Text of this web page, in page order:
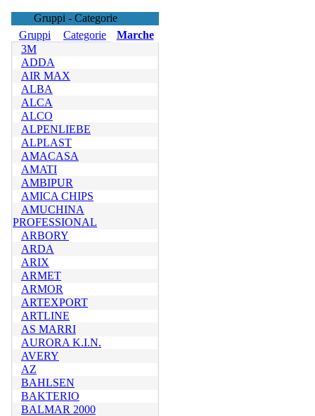
Gruppi - Categorie
Gruppi
Categorie
Marche
3M
ADDA
AIR MAX
ALBA
ALCA
ALCO
ALPENLIEBE
ALPLAST
AMACASA
AMATI
AMBIPUR
AMICA CHIPS
AMUCHINA
PROFESSIONAL
ARBORY
ARDA
ARIX
ARMET
ARMOR
ARTEXPORT
ARTLINE
AS MARRI
AURORA K.I.N.
AVERY
AZ
BAHLSEN
BAKTERIO
BALMAR 2000